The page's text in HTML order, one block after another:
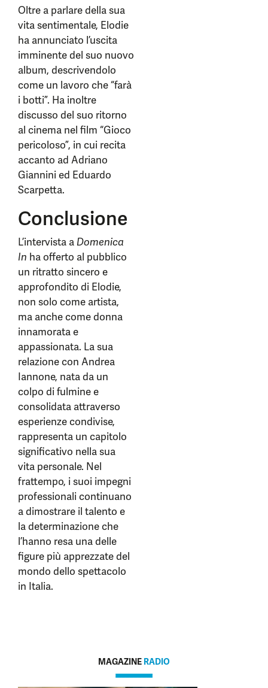
Oltre a parlare della sua
vita sentimentale, Elodie
ha annunciato l’uscita
imminente del suo nuovo
album, descrivendolo
come un lavoro che “farà
i botti”. Ha inoltre
discusso del suo ritorno
al cinema nel film “Gioco
pericoloso”, in cui recita
accanto ad Adriano
Giannini ed Eduardo
Scarpetta.
Conclusione
L’intervista a Domenica
In ha offerto al pubblico
un ritratto sincero e
approfondito di Elodie,
non solo come artista,
ma anche come donna
innamorata e
appassionata. La sua
relazione con Andrea
Iannone, nata da un
colpo di fulmine e
consolidata attraverso
esperienze condivise,
rappresenta un capitolo
significativo nella sua
vita personale. Nel
frattempo, i suoi impegni
professionali continuano
a dimostrare il talento e
la determinazione che
l’hanno resa una delle
figure più apprezzate del
mondo dello spettacolo
in Italia.
MAGAZINE RADIO